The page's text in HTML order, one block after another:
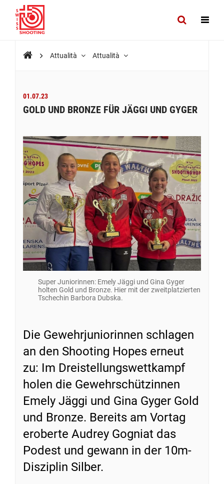
Attualità Attualità
01.07.23
GOLD UND BRONZE FÜR JÄGGI UND GYGER
Super Juniorinnen: Emely Jäggi und Gina Gyger
holten Gold und Bronze. Hier mit der zweitplatzierten
Tschechin Barbora Dubska.
Die Gewehrjuniorinnen schlagen
an den Shooting Hopes erneut
zu: Im Dreistellungswettkampf
holen die Gewehrschützinnen
Emely Jäggi und Gina Gyger Gold
und Bronze. Bereits am Vortag
eroberte Audrey Gogniat das
Podest und gewann in der 10m-
Disziplin Silber.